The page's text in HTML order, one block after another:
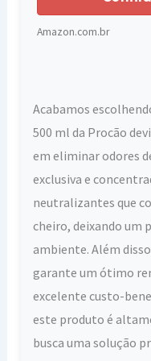
Amazon.com.br
Acabamos
500 ml da Procão
em eliminar odores
exclusiva e
neutralizantes que
cheiro, deixando um
ambiente. Além
garante um ótimo
excelente custo-
este produto é
busca uma solução